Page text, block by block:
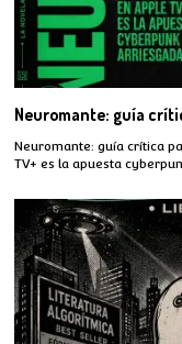
Neuromante: guía
Neuromante: guía crítica
TV+ es la apuesta